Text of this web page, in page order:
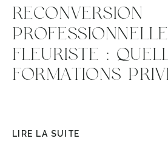
LIRE LA SUITE
RECONVERSION
PROFESSIONNELLE
FLEURISTE :
FORMATIONS